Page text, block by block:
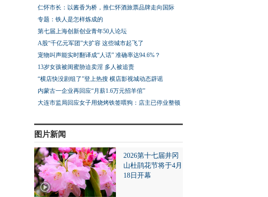
仁怀市长：以酱香为桥，推仁怀酒旅票品牌走向国际
专题：铁人是怎样炼成的
第七届上海创新创业青年50人论坛
A股“千亿元军团”大扩容 这些城市起飞了
宠物叫声能实时翻译成“人话” 准确率达94.6%？
13岁女孩被闺蜜胁迫卖淫 多人被追责
“横店快没剧组了”登上热搜 横店影视城动态辟谣
内蒙古一企业再回应“月薪1.6万元招羊倌”
大连市监局回应女子用烧烤铁签喂狗：店主已停业整顿
图片新闻
2026第十七届井冈
山杜鹃花节将于4月
18日开幕